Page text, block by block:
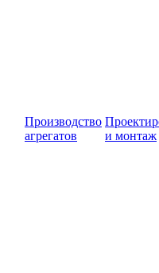
Производство
агрегатов
и монтаж